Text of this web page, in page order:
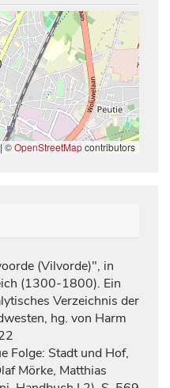
|©OpenStreetMapcontributors
(Vilvorde)", in
(1300-1800). Ein
Verzeichnis der
hg. von Harm
Folge: Stadt und Hof,
Mörke, Matthias